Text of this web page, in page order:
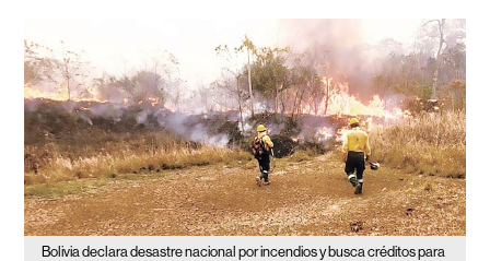
Bolivia declara desastre nacional por incendios y busca créditos para